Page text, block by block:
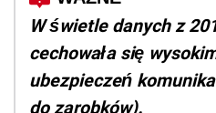
W świetle danych z
cechowała się
ubezpieczeń
do zarobków).